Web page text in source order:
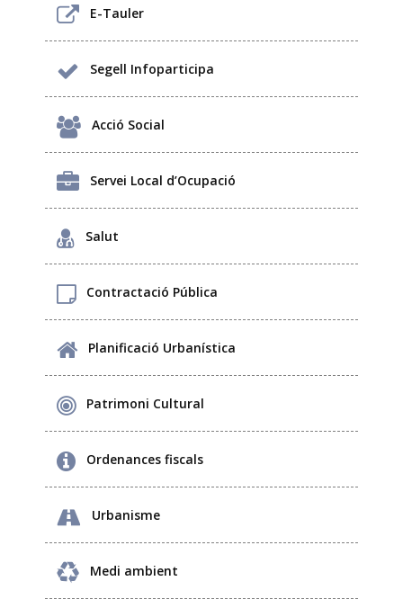
E-Tauler
Segell Infoparticipa
Acció Social
Servei Local d’Ocupació
Salut
Contractació Pública
Planificació Urbanística
Patrimoni Cultural
Ordenances fiscals
Urbanisme
Medi ambient